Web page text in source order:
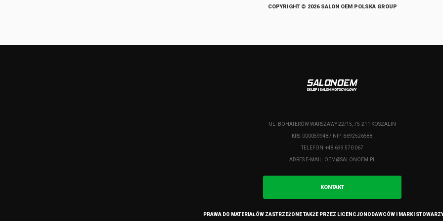
COPYRIGHT © 2026 SALON OEM POLSKA GROUP
UL. BOHATERÓW WARSZAWY 22/15, 75-211 KOSZALIN
KRS: 0000599487 NIP: 6692526588
TELEFON: +48 699 570 067
ADRES E-MAIL: OEM@SALONOEM.PL
KONTAKT
PRAWA DO MATERIAŁÓW ZASTRZEŻONE TAKŻE PRZEZ LICENCJONODAWCÓW I MARKI